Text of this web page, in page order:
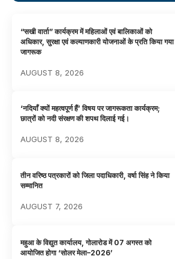
“सखी वार्ता” कार्यक्रम में महिलाओं एवं बालिकाओं को
अधिकार, सुरक्षा एवं कल्याणकारी योजनाओं के प्रति किया गया
जागरूक
AUGUST 8, 2026
‘नदियाँ क्यों महत्वपूर्ण हैं’ विषय पर जागरूकता कार्यक्रम;
छात्रों को नदी संरक्षण की शपथ दिलाई गई।
AUGUST 8, 2026
तीन वरिष्ठ पत्रकारों को जिला पदाधिकारी, वर्षा सिंह ने किया
सम्मानित
AUGUST 7, 2026
महुआ के विद्युत कार्यालय, गोलारोड में 07 अगस्त को
आयोजित होगा ‘सोलर मेला–2026’